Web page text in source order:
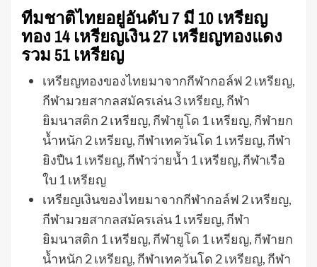
ทีมชาติไทยอยู่อันดับ 7 มี 10 เหรียญ
ทอง 14 เหรียญเงิน 27 เหรียญทองแดง
รวม 51 เหรียญ
เหรียญทองของไทยมาจากกีฬากอล์ฟ 2 เหรียญ,
กีฬามวยสากลสมัครเล่น 3 เหรียญ, กีฬา
ยิมนาสติก 2 เหรียญ, กีฬายูโด 1 เหรียญ, กีฬายก
น้ำหนัก 2 เหรียญ, กีฬาเทควันโด 1 เหรียญ, กีฬา
ยิงปืน 1 เหรียญ, กีฬาว่ายน้ำ 1 เหรียญ, กีฬาเรือ
ใบ 1 เหรียญ
เหรียญเงินของไทยมาจากกีฬากอล์ฟ 2 เหรียญ,
กีฬามวยสากลสมัครเล่น 1 เหรียญ, กีฬา
ยิมนาสติก 1 เหรียญ, กีฬายูโด 1 เหรียญ, กีฬายก
น้ำหนัก 2 เหรียญ, กีฬาเทควันโด 2 เหรียญ, กีฬา